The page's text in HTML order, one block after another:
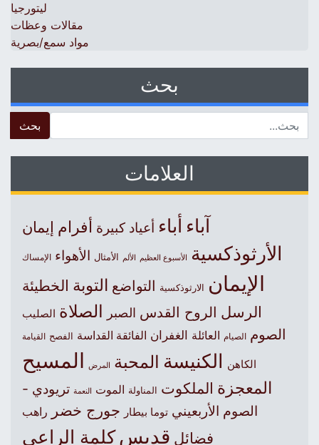
ليتورجيا
مقالات وعظات
مواد سمع/بصرية
بحث
العلامات
آباءأباء أعياد كبيرة أفرام إيمان
الأرثوذكسية الأسبوع العظيم الألم الأمثال الأهواء الإمساك
الإيمان الارثوذكسية التواضع التوبة الخطيئة
الرسل الروح القدس الصبر الصلاة الصليب
الصوم الصيام العائلة الغفران الفائقة القداسة الفصح القيامة
الكاهن الكنيسةالمحبة المرض المسيح
المعجزة الملكوت المناولة الموت النعمة تريودي -
الصوم الأربعيني توما بيطار جورج خضر راهب
فضائل قديس كلمة الراعي